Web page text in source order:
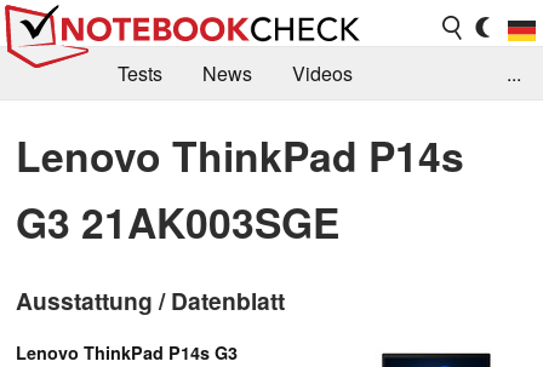
Tests News
Videos
Kaufberatung
Deals Suche
Jobs
Forum
...
Lenovo ThinkPad P14s
G3 21AK003SGE
Ausstattung / Datenblatt
Lenovo ThinkPad P14s G3